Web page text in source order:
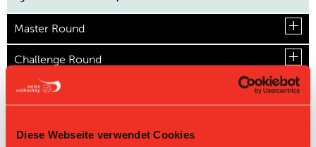
Diese Webseite verwendet Cookies
Master Round
Challenge Round
Direktbegegnungen